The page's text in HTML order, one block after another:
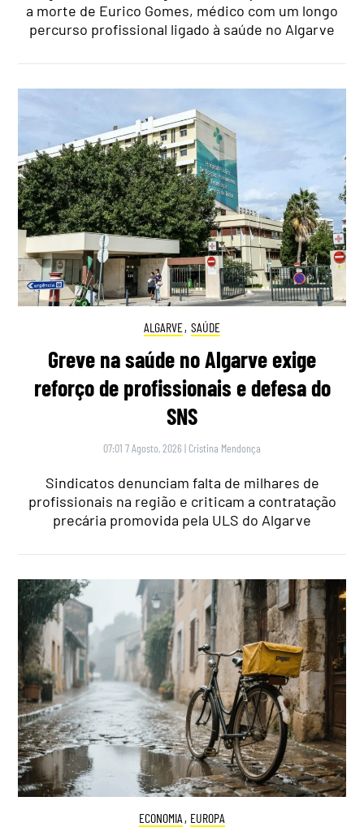
a morte de Eurico Gomes, médico com um longo
percurso profissional ligado à saúde no Algarve
ALGARVE, SAÚDE
Greve na saúde no Algarve exige
reforço de profissionais e defesa do
SNS
07:01 7 Agosto, 2026 | Cristina Mendonça
Sindicatos denunciam falta de milhares de
profissionais na região e criticam a contratação
precária promovida pela ULS do Algarve
ECONOMIA , EUROPA